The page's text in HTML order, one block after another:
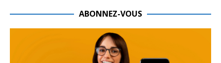
ABONNEZ-VOUS